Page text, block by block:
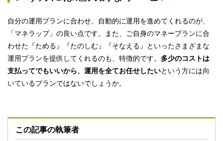
自分の運用プランに合わせ、自動的に運用を進めてくれるのが、
「マネラップ」の良い点です。また、ご自身のマネープランに合
わせた『ためる』『たのしむ』『そなえる』といったさまざまな
運用プランを提供してくれるのも、特徴的です。 多少のコストは
支払ってでもいいから、運用を全てお任せしたいという方には向
いているプランではないでしょうか。
この記事の執筆者